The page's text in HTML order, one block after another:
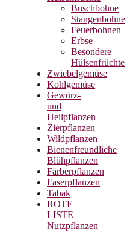
Buschbohne
Stangenbohne
Feuerbohnen
Erbse
Besondere
Hülsenfrüchte
Zwiebelgemüse
Kohlgemüse
Gewürz-
und
Heilpflanzen
Zierpflanzen
Wildpflanzen
Bienenfreundliche
Blühpflanzen
Färberpflanzen
Faserpflanzen
Tabak
ROTE
LISTE
Nutzpflanzen